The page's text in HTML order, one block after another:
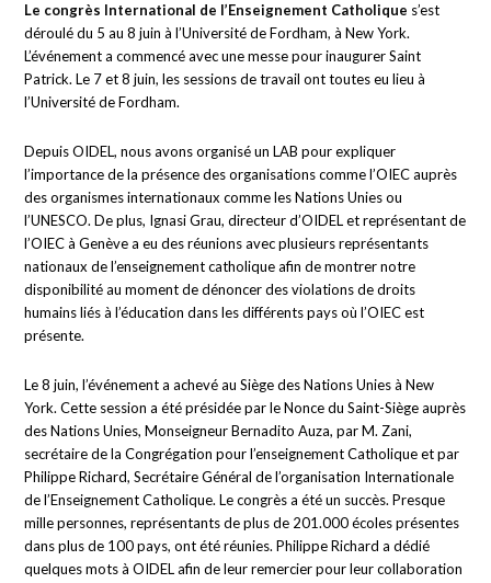
Le congrès International de l’Enseignement Catholique s’est
déroulé du 5 au 8 juin à l’Université de Fordham, à New York.
L’événement a commencé avec une messe pour inaugurer Saint
Patrick. Le 7 et 8 juin, les sessions de travail ont toutes eu lieu à
l’Université de Fordham.
Depuis OIDEL, nous avons organisé un LAB pour expliquer
l’importance de la présence des organisations comme l’OIEC auprès
des organismes internationaux comme les Nations Unies ou
l’UNESCO. De plus, Ignasi Grau, directeur d’OIDEL et représentant de
l’OIEC à Genève a eu des réunions avec plusieurs représentants
nationaux de l’enseignement catholique afin de montrer notre
disponibilité au moment de dénoncer des violations de droits
humains liés à l’éducation dans les différents pays où l’OIEC est
présente.
Le 8 juin, l’événement a achevé au Siège des Nations Unies à New
York. Cette session a été présidée par le Nonce du Saint-Siège auprès
des Nations Unies, Monseigneur Bernadito Auza, par M. Zani,
secrétaire de la Congrégation pour l’enseignement Catholique et par
Philippe Richard, Secrétaire Général de l’organisation Internationale
de l’Enseignement Catholique. Le congrès a été un succès. Presque
mille personnes, représentants de plus de 201.000 écoles présentes
dans plus de 100 pays, ont été réunies. Philippe Richard a dédié
quelques mots à OIDEL afin de leur remercier pour leur collaboration